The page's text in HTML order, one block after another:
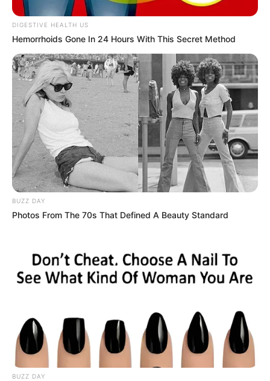
DIGESTIVE HEALTH US
Hemorrhoids Gone In 24 Hours With This Secret Method
BUZZ DAY
Photos From The 70s That Defined A Beauty Standard
BUZZ DAY